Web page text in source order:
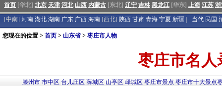
首页 [华北] 北京 天津 河北 山西 内蒙古 [东北] 辽宁 吉林 黑龙江 [华东] 上海 江苏
[中南] 河南 湖北 湖南 广东 广西 海南 [西北] 陕西 甘肃 青海 宁夏 新疆 当代 民国
您现在的位置 > 首页 > 山东省> 枣庄市人物
枣庄市名人
滕州市 市中区 台儿庄区 薛城区 山亭区 峄城区 枣庄市景点 枣庄市十大景点